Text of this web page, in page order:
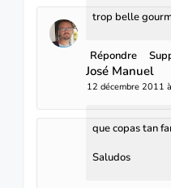
trop belle
Répondre
José Manuel
12 décembre 2011
que copas tan
Saludos